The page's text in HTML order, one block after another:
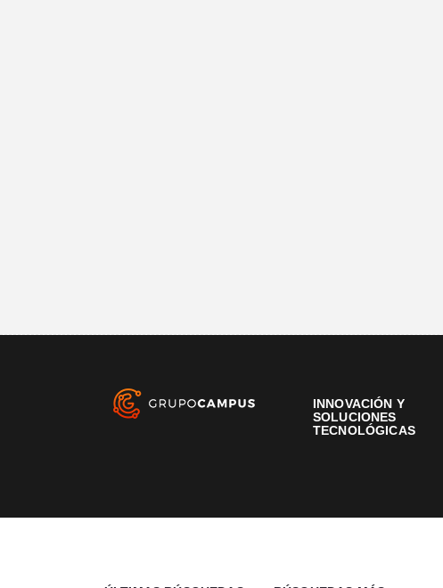
INNOVACIÓN Y
SOLUCIONES
TECNOLÓGICAS